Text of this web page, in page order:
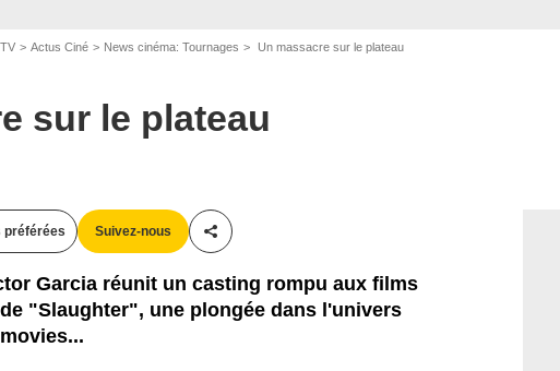
Actus Ciné News cinéma: Tournages Un massacre sur le plateau
sur le plateau
préférées Suivez-nous
Partager cet article
Garcia réunit un casting rompu aux films
"Slaughter", une plongée dans l'univers